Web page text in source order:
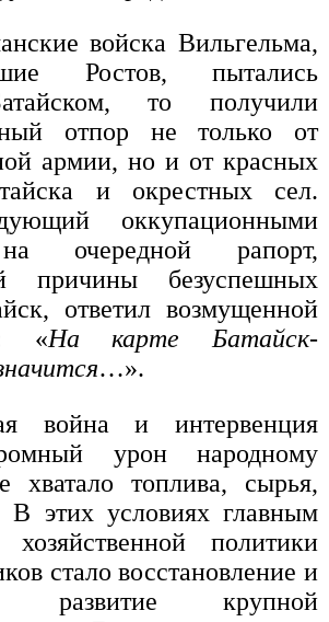
войска Вильгельма,
Ростов, пытались
то получили
отпор не только от
армии, но и от красных
и окрестных сел.
оккупационными
очередной рапорт,
причины безуспешных
ответил возмущенной
«На карте Батайск-
…».
война и интервенция
урон народному
хватало топлива, сырья,
В этих условиях главным
хозяйственной политики
стало восстановление и
развитие крупной